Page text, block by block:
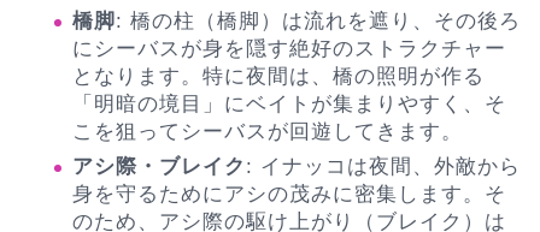
橋脚: 橋の柱（橋脚）は流れを遮り、その後ろ
にシーバスが身を隠す絶好のストラクチャー
となります。特に夜間は、橋の照明が作る
「明暗の境目」にベイトが集まりやすく、そ
こを狙ってシーバスが回遊してきます。
アシ際・ブレイク : イナッコは夜間、外敵から
身を守るためにアシの茂みに密集します。そ
のため、アシ際の駆け上がり（ブレイク）は